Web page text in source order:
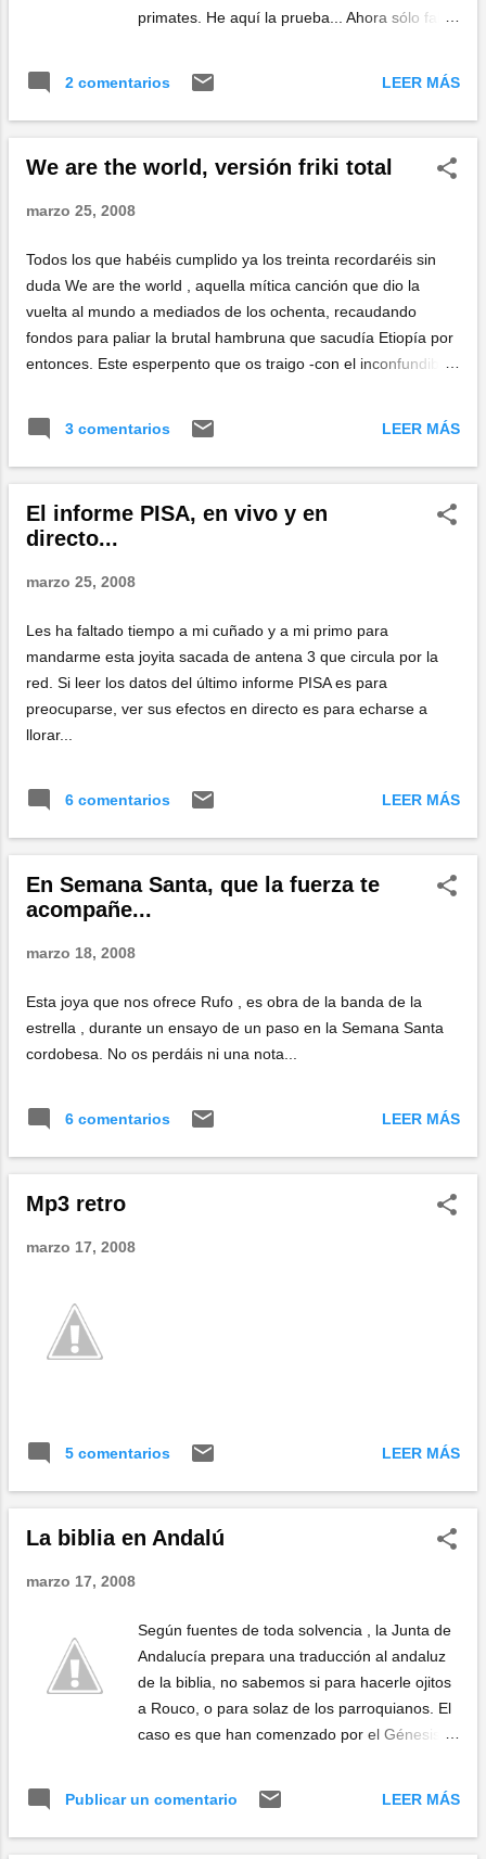
primates. He aquí la prueba... Ahora sólo falta
conversaciones telefónicas de 30 minutos, o
acicalarse durante una hora antes de salir. Al
Geographic están en ello... Visto en NazJam.
2 comentarios LEER MÁS
We are the world, versión friki total
marzo 25, 2008
Todos los que habéis cumplido ya los treinta recordaréis sin
duda We are the world , aquella mítica canción que dio la
vuelta al mundo a mediados de los ochenta, recaudando
fondos para paliar la brutal hambruna que sacudía Etiopía por
entonces. Este esperpento que os traigo -con el inconfundible
aquel tema. No perderse los ojitos de Lionel Richie y los
mofletillos de Stevie Wonder (los originales aparecen a la vez
en un recuadro verde, en la esquina inferior izquierda)...
3 comentarios LEER MÁS
El informe PISA, en vivo y en
directo...
marzo 25, 2008
Les ha faltado tiempo a mi cuñado y a mi primo para
mandarme esta joyita sacada de antena 3 que circula por la
red. Si leer los datos del último informe PISA es para
preocuparse, ver sus efectos en directo es para echarse a
llorar...
6 comentarios LEER MÁS
En Semana Santa, que la fuerza te
acompañe...
marzo 18, 2008
Esta joya que nos ofrece Rufo , es obra de la banda de la
estrella , durante un ensayo de un paso en la Semana Santa
cordobesa. No os perdáis ni una nota...
6 comentarios LEER MÁS
Mp3 retro
marzo 17, 2008
5 comentarios LEER MÁS
La biblia en Andalú
marzo 17, 2008
Según fuentes de toda solvencia , la Junta de
Andalucía prepara una traducción al andaluz
de la biblia, no sabemos si para hacerle ojitos
a Rouco, o para solaz de los parroquianos. El
caso es que han comenzado por el Génesis:
no había casi de ná, y era aburrío. Entonse,
Dió se rascó la cabesa, y se dijo: ”¡Joé qué
Publicar un comentario LEER MÁS